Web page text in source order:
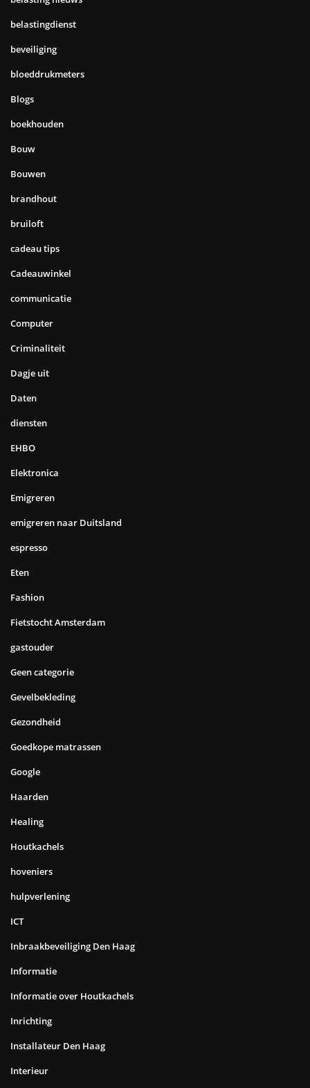
belastingdienst
beveiliging
bloeddrukmeters
Blogs
boekhouden
Bouw
Bouwen
brandhout
bruiloft
cadeau tips
Cadeauwinkel
communicatie
Computer
Criminaliteit
Dagje uit
Daten
diensten
EHBO
Elektronica
Emigreren
emigreren naar Duitsland
espresso
Eten
Fashion
Fietstocht Amsterdam
gastouder
Geen categorie
Gevelbekleding
Gezondheid
Goedkope matrassen
Google
Haarden
Healing
Houtkachels
hoveniers
hulpverlening
ICT
Inbraakbeveiliging Den Haag
Informatie
Informatie over Houtkachels
Inrichting
Installateur Den Haag
Interieur